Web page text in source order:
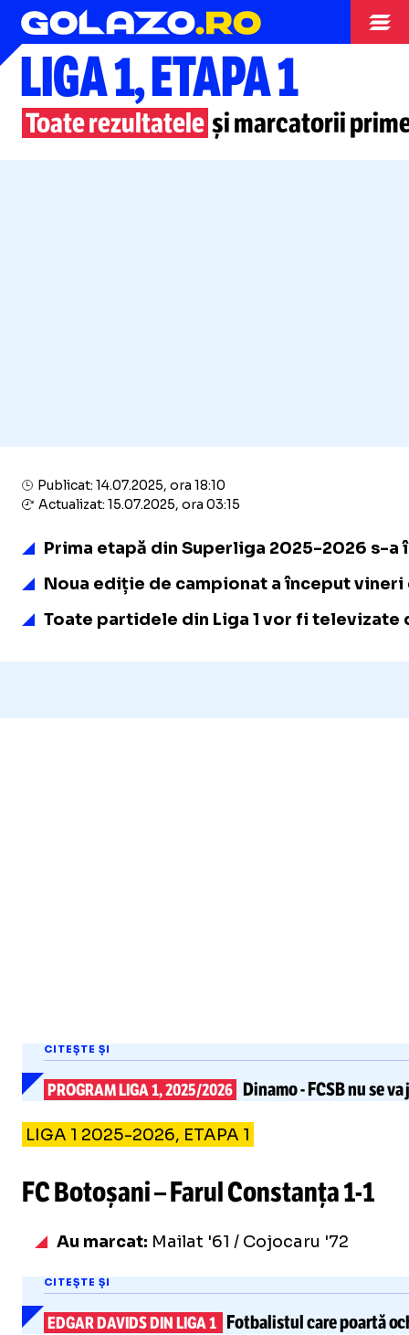
Superliga
LIGA 1, ETAPA 1
Toate rezultatele și marcatorii
Publicat: 14.07.2025, ora 18:10
Actualizat: 15.07.2025, ora 03:15
Prima etapă din Superliga 2025-2026 s-a
Noua ediție de campionat a început
Toate partidele din Liga 1 vor fi televizate
CITEȘTE ȘI
PROGRAM LIGA 1, 2025/2026 Dinamo-FCSBnu se va
LIGA 1 2025-2026, ETAPA 1
FC Botoșani – Farul Constanța1-1
Au marcat: Mailat '61 / Cojocaru '72
CITEȘTE ȘI
EDGAR DAVIDS DIN LIGA 1 Fotbalistul care poartă